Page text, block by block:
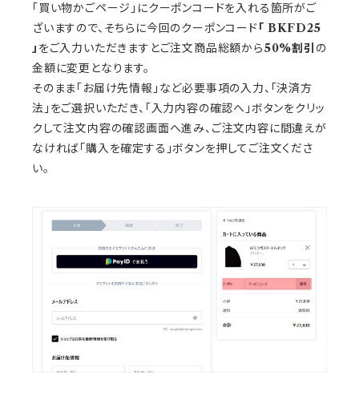
「買い物かごページ」にクーポンコードを入れる箇所がご
ざいますので、そちらに今回のクーポンコード 「 BKFD25
」 をご入力いただきますとご注文商品総額から50%割引 の
金額に変更となります。
そのまま「お届け先情報」など必要事項の入力、「決済方
法」をご選択いただき、「入力内容の確認へ」ボタンをクリッ
クして注文内容の確認画面へ進み、ご注文内容に間違えが
なければ「購入を確定する」ボタンを押してご注文くださ
い。